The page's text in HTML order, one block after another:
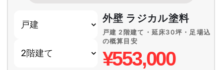
外壁 ラジカル塗料
戸建 2階建て・延床30坪・足場込
の概算目安
¥553,000